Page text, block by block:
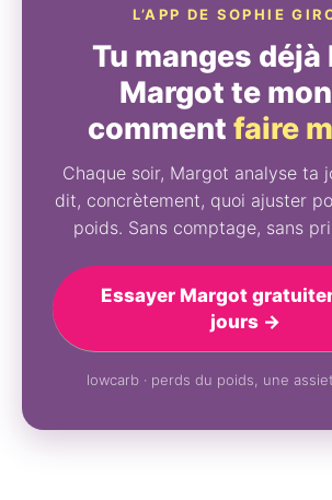
L’APP DE SOPHIE
Tu manges déjà
Margot te
comment faire
Chaque soir, Margot analyse ta
dit, concrètement, quoi ajuster
poids. Sans comptage, sans
Essayer Margot
jours →
lowcarb · perds du poids, une